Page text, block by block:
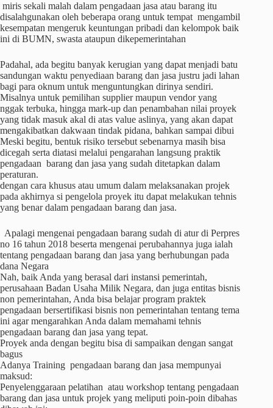
miris sekali malah dalam pengadaan jasa atau barang itu
disalahgunakan oleh beberapa orang untuk tempat mengambil
kesempatan mengeruk keuntungan pribadi dan kelompok baik
ini di BUMN, swasta ataupun dikepemerintahan
Padahal, ada begitu banyak kerugian yang dapat menjadi batu
sandungan waktu penyediaan barang dan jasa justru jadi lahan
bagi para oknum untuk menguntungkan dirinya sendiri.
Misalnya untuk pemilihan supplier maupun vendor yang
nggak terbuka, hingga mark-up dan penambahan nilai proyek
yang tidak masuk akal di atas value aslinya, yang akan dapat
mengakibatkan dakwaan tindak pidana, bahkan sampai dibui
Meski begitu, bentuk risiko tersebut sebenarnya masih bisa
dicegah serta diatasi melalui pengarahan langsung praktik
pengadaan barang dan jasa yang sudah ditetapkan dalam
peraturan.
dengan cara khusus atau umum dalam melaksanakan projek
pada akhirnya si pengelola proyek itu dapat melakukan tehnis
yang benar dalam pengadaan barang dan jasa.
Apalagi mengenai pengadaan barang sudah di atur di Perpres
no 16 tahun 2018 beserta mengenai perubahannya juga ialah
tentang pengadaan barang dan jasa yang berhubungan pada
dana Negara
Nah, baik Anda yang berasal dari instansi pemerintah,
perusahaan Badan Usaha Milik Negara, dan juga entitas bisnis
non pemerintahan, Anda bisa belajar program praktek
pengadaan bersertifikasi bisnis non pemerintahan tentang tema
ini agar mengarahkan Anda dalam memahami tehnis
pengadaan barang dan jasa yang tepat.
Proyek anda dengan begitu bisa di sampaikan dengan sangat
bagus
Adanya Training pengadaan barang dan jasa mempunyai
maksud:
Penyelenggaraan pelatihan atau workshop tentang pengadaan
barang dan jasa untuk projek yang meliputi poin-poin dibahas